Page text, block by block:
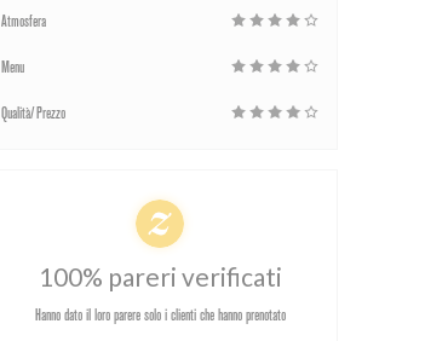
Atmosfera
Menu
Qualità/Prezzo
100% pareri verificati
Hanno dato il loro parere solo i clienti che hanno prenotato